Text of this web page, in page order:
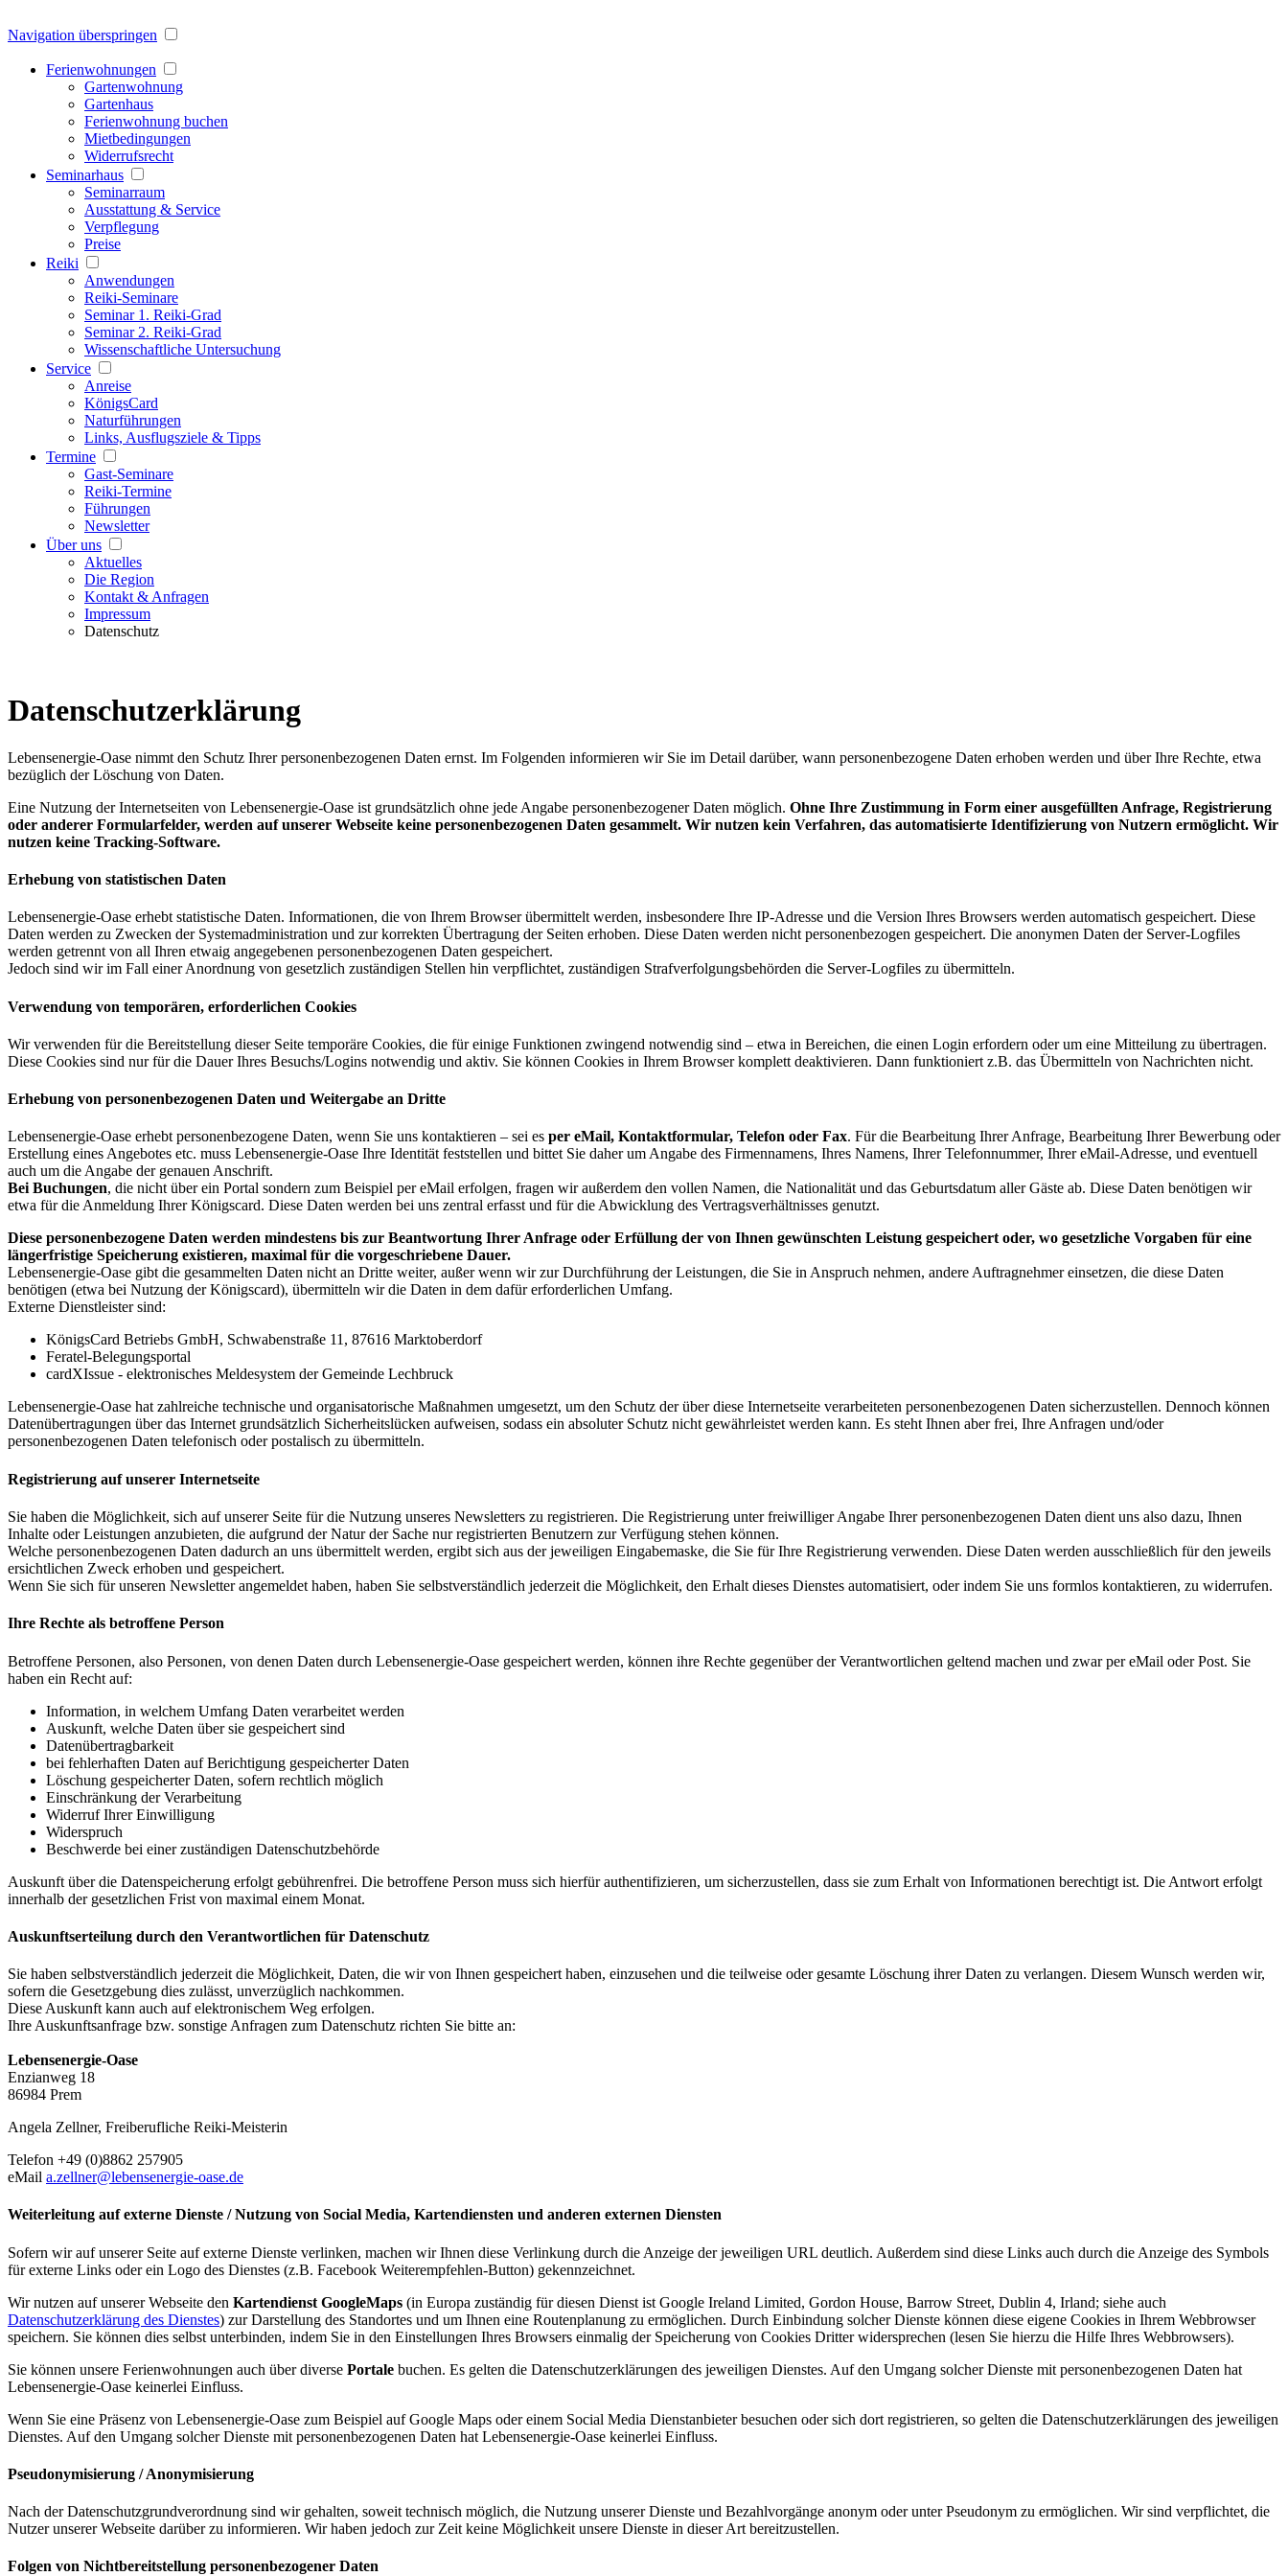
Navigation überspringen
Ferienwohnungen
Gartenwohnung
Gartenhaus
Ferienwohnung buchen
Mietbedingungen
Widerrufsrecht
Seminarhaus
Seminarraum
Ausstattung & Service
Verpflegung
Preise
Reiki
Anwendungen
Reiki-Seminare
Seminar 1. Reiki-Grad
Seminar 2. Reiki-Grad
Wissenschaftliche Untersuchung
Service
Anreise
KönigsCard
Naturführungen
Links, Ausflugsziele & Tipps
Termine
Gast-Seminare
Reiki-Termine
Führungen
Newsletter
Über uns
Aktuelles
Die Region
Kontakt & Anfragen
Impressum
Datenschutz
Datenschutzerklärung
Lebensenergie-Oase nimmt den Schutz Ihrer personenbezogenen Daten ernst. Im Folgenden informieren wir Sie im Detail darüber, wann personenbezogene Daten erhoben werden und über Ihre Rechte, etwa
bezüglich der Löschung von Daten.
Eine Nutzung der Internetseiten von Lebensenergie-Oase ist grundsätzlich ohne jede Angabe personenbezogener Daten möglich. Ohne Ihre Zustimmung in Form einer ausgefüllten Anfrage, Registrierung
oder anderer Formularfelder, werden auf unserer Webseite keine personenbezogenen Daten gesammelt. Wir nutzen kein Verfahren, das automatisierte Identifizierung von Nutzern ermöglicht. Wir
nutzen keine Tracking-Software.
Erhebung von statistischen Daten
Lebensenergie-Oase erhebt statistische Daten. Informationen, die von Ihrem Browser übermittelt werden, insbesondere Ihre IP-Adresse und die Version Ihres Browsers werden automatisch gespeichert. Diese
Daten werden zu Zwecken der Systemadministration und zur korrekten Übertragung der Seiten erhoben. Diese Daten werden nicht personenbezogen gespeichert. Die anonymen Daten der Server-Logfiles
werden getrennt von all Ihren etwaig angegebenen personenbezogenen Daten gespeichert.
Jedoch sind wir im Fall einer Anordnung von gesetzlich zuständigen Stellen hin verpflichtet, zuständigen Strafverfolgungsbehörden die Server-Logfiles zu übermitteln.
Verwendung von temporären, erforderlichen Cookies
Wir verwenden für die Bereitstellung dieser Seite temporäre Cookies, die für einige Funktionen zwingend notwendig sind – etwa in Bereichen, die einen Login erfordern oder um eine Mitteilung zu übertragen.
Diese Cookies sind nur für die Dauer Ihres Besuchs/Logins notwendig und aktiv. Sie können Cookies in Ihrem Browser komplett deaktivieren. Dann funktioniert z.B. das Übermitteln von Nachrichten nicht.
Erhebung von personenbezogenen Daten und Weitergabe an Dritte
Lebensenergie-Oase erhebt personenbezogene Daten, wenn Sie uns kontaktieren – sei es per eMail, Kontaktformular, Telefon oder Fax. Für die Bearbeitung Ihrer Anfrage, Bearbeitung Ihrer Bewerbung oder
Erstellung eines Angebotes etc. muss Lebensenergie-Oase Ihre Identität feststellen und bittet Sie daher um Angabe des Firmennamens, Ihres Namens, Ihrer Telefonnummer, Ihrer eMail-Adresse, und eventuell
auch um die Angabe der genauen Anschrift.
Bei Buchungen, die nicht über ein Portal sondern zum Beispiel per eMail erfolgen, fragen wir außerdem den vollen Namen, die Nationalität und das Geburtsdatum aller Gäste ab. Diese Daten benötigen wir
etwa für die Anmeldung Ihrer Königscard. Diese Daten werden bei uns zentral erfasst und für die Abwicklung des Vertragsverhältnisses genutzt.
Diese personenbezogene Daten werden mindestens bis zur Beantwortung Ihrer Anfrage oder Erfüllung der von Ihnen gewünschten Leistung gespeichert oder, wo gesetzliche Vorgaben für eine
längerfristige Speicherung existieren, maximal für die vorgeschriebene Dauer.
Lebensenergie-Oase gibt die gesammelten Daten nicht an Dritte weiter, außer wenn wir zur Durchführung der Leistungen, die Sie in Anspruch nehmen, andere Auftragnehmer einsetzen, die diese Daten
benötigen (etwa bei Nutzung der Königscard), übermitteln wir die Daten in dem dafür erforderlichen Umfang.
Externe Dienstleister sind:
KönigsCard Betriebs GmbH, Schwabenstraße 11, 87616 Marktoberdorf
Feratel-Belegungsportal
cardXIssue - elektronisches Meldesystem der Gemeinde Lechbruck
Lebensenergie-Oase hat zahlreiche technische und organisatorische Maßnahmen umgesetzt, um den Schutz der über diese Internetseite verarbeiteten personenbezogenen Daten sicherzustellen. Dennoch können
Datenübertragungen über das Internet grundsätzlich Sicherheitslücken aufweisen, sodass ein absoluter Schutz nicht gewährleistet werden kann. Es steht Ihnen aber frei, Ihre Anfragen und/oder
personenbezogenen Daten telefonisch oder postalisch zu übermitteln.
Registrierung auf unserer Internetseite
Sie haben die Möglichkeit, sich auf unserer Seite für die Nutzung unseres Newsletters zu registrieren. Die Registrierung unter freiwilliger Angabe Ihrer personenbezogenen Daten dient uns also dazu, Ihnen
Inhalte oder Leistungen anzubieten, die aufgrund der Natur der Sache nur registrierten Benutzern zur Verfügung stehen können.
Welche personenbezogenen Daten dadurch an uns übermittelt werden, ergibt sich aus der jeweiligen Eingabemaske, die Sie für Ihre Registrierung verwenden. Diese Daten werden ausschließlich für den jeweils
ersichtlichen Zweck erhoben und gespeichert.
Wenn Sie sich für unseren Newsletter angemeldet haben, haben Sie selbstverständlich jederzeit die Möglichkeit, den Erhalt dieses Dienstes automatisiert, oder indem Sie uns formlos kontaktieren, zu widerrufen.
Ihre Rechte als betroffene Person
Betroffene Personen, also Personen, von denen Daten durch Lebensenergie-Oase gespeichert werden, können ihre Rechte gegenüber der Verantwortlichen geltend machen und zwar per eMail oder Post. Sie
haben ein Recht auf:
Information, in welchem Umfang Daten verarbeitet werden
Auskunft, welche Daten über sie gespeichert sind
Datenübertragbarkeit
bei fehlerhaften Daten auf Berichtigung gespeicherter Daten
Löschung gespeicherter Daten, sofern rechtlich möglich
Einschränkung der Verarbeitung
Widerruf Ihrer Einwilligung
Widerspruch
Beschwerde bei einer zuständigen Datenschutzbehörde
Auskunft über die Datenspeicherung erfolgt gebührenfrei. Die betroffene Person muss sich hierfür authentifizieren, um sicherzustellen, dass sie zum Erhalt von Informationen berechtigt ist. Die Antwort erfolgt
innerhalb der gesetzlichen Frist von maximal einem Monat.
Auskunftserteilung durch den Verantwortlichen für Datenschutz
Sie haben selbstverständlich jederzeit die Möglichkeit, Daten, die wir von Ihnen gespeichert haben, einzusehen und die teilweise oder gesamte Löschung ihrer Daten zu verlangen. Diesem Wunsch werden wir,
sofern die Gesetzgebung dies zulässt, unverzüglich nachkommen.
Diese Auskunft kann auch auf elektronischem Weg erfolgen.
Ihre Auskunftsanfrage bzw. sonstige Anfragen zum Datenschutz richten Sie bitte an:
Lebensenergie-Oase
Enzianweg 18
86984 Prem
Angela Zellner, Freiberufliche Reiki-Meisterin
Telefon +49 (0)8862 257905
eMail a.zellner@lebensenergie-oase.de
Weiterleitung auf externe Dienste / Nutzung von Social Media, Kartendiensten und anderen externen Diensten
Sofern wir auf unserer Seite auf externe Dienste verlinken, machen wir Ihnen diese Verlinkung durch die Anzeige der jeweiligen URL deutlich. Außerdem sind diese Links auch durch die Anzeige des Symbols
für externe Links oder ein Logo des Dienstes (z.B. Facebook Weiterempfehlen-Button) gekennzeichnet.
Wir nutzen auf unserer Webseite den Kartendienst GoogleMaps (in Europa zuständig für diesen Dienst ist Google Ireland Limited, Gordon House, Barrow Street, Dublin 4, Irland; siehe auch
Datenschutzerklärung des Dienstes) zur Darstellung des Standortes und um Ihnen eine Routenplanung zu ermöglichen. Durch Einbindung solcher Dienste können diese eigene Cookies in Ihrem Webbrowser
speichern. Sie können dies selbst unterbinden, indem Sie in den Einstellungen Ihres Browsers einmalig der Speicherung von Cookies Dritter widersprechen (lesen Sie hierzu die Hilfe Ihres Webbrowsers).
Sie können unsere Ferienwohnungen auch über diverse Portale buchen. Es gelten die Datenschutzerklärungen des jeweiligen Dienstes. Auf den Umgang solcher Dienste mit personenbezogenen Daten hat
Lebensenergie-Oase keinerlei Einfluss.
Wenn Sie eine Präsenz von Lebensenergie-Oase zum Beispiel auf Google Maps oder einem Social Media Dienstanbieter besuchen oder sich dort registrieren, so gelten die Datenschutzerklärungen des jeweiligen
Dienstes. Auf den Umgang solcher Dienste mit personenbezogenen Daten hat Lebensenergie-Oase keinerlei Einfluss.
Pseudonymisierung / Anonymisierung
Nach der Datenschutzgrundverordnung sind wir gehalten, soweit technisch möglich, die Nutzung unserer Dienste und Bezahlvorgänge anonym oder unter Pseudonym zu ermöglichen. Wir sind verpflichtet, die
Nutzer unserer Webseite darüber zu informieren. Wir haben jedoch zur Zeit keine Möglichkeit unsere Dienste in dieser Art bereitzustellen.
Folgen von Nichtbereitstellung personenbezogener Daten